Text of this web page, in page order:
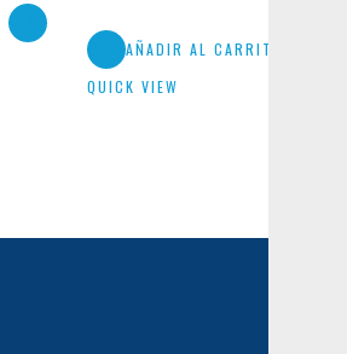
AÑADIR AL CARRITO
QUICK VIEW